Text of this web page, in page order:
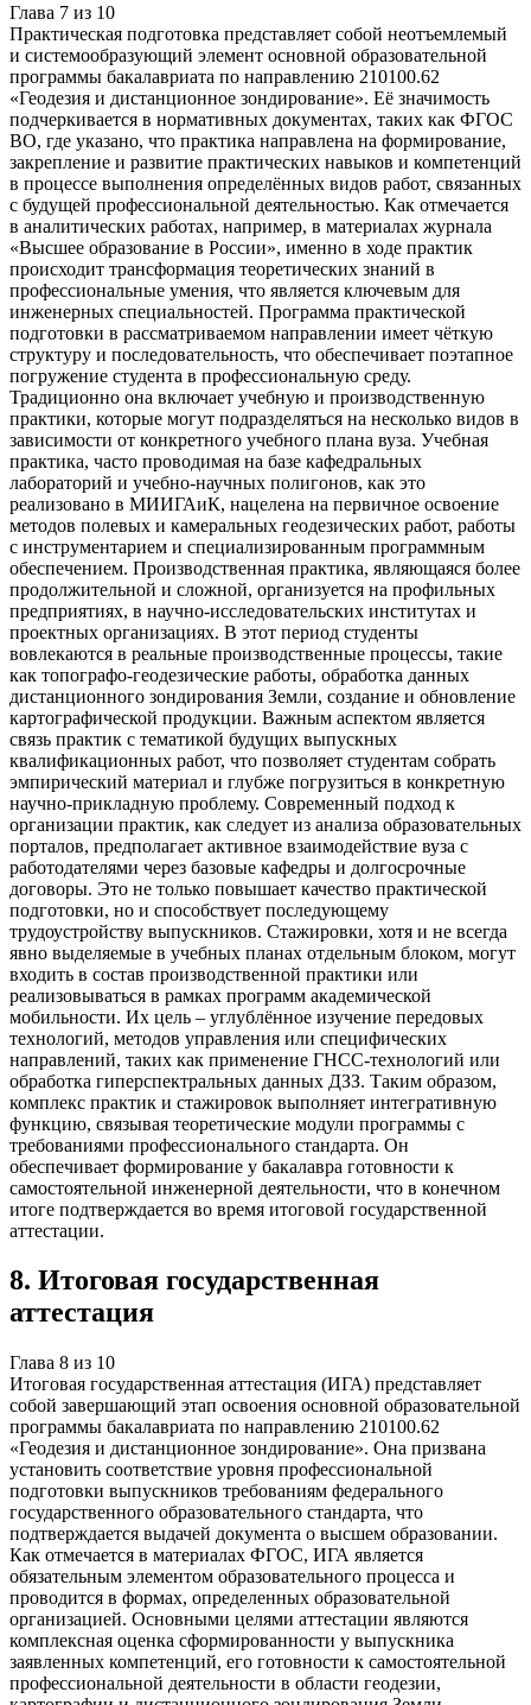
Глава 7 из 10
Практическая подготовка представляет собой неотъемлемый
и системообразующий элемент основной образовательной
программы бакалавриата по направлению 210100.62
«Геодезия и дистанционное зондирование». Её значимость
подчеркивается в нормативных документах, таких как ФГОС
ВО, где указано, что практика направлена на формирование,
закрепление и развитие практических навыков и компетенций
в процессе выполнения определённых видов работ, связанных
с будущей профессиональной деятельностью. Как отмечается
в аналитических работах, например, в материалах журнала
«Высшее образование в России», именно в ходе практик
происходит трансформация теоретических знаний в
профессиональные умения, что является ключевым для
инженерных специальностей. Программа практической
подготовки в рассматриваемом направлении имеет чёткую
структуру и последовательность, что обеспечивает поэтапное
погружение студента в профессиональную среду.
Традиционно она включает учебную и производственную
практики, которые могут подразделяться на несколько видов в
зависимости от конкретного учебного плана вуза. Учебная
практика, часто проводимая на базе кафедральных
лабораторий и учебно-научных полигонов, как это
реализовано в МИИГАиК, нацелена на первичное освоение
методов полевых и камеральных геодезических работ, работы
с инструментарием и специализированным программным
обеспечением. Производственная практика, являющаяся более
продолжительной и сложной, организуется на профильных
предприятиях, в научно-исследовательских институтах и
проектных организациях. В этот период студенты
вовлекаются в реальные производственные процессы, такие
как топографо-геодезические работы, обработка данных
дистанционного зондирования Земли, создание и обновление
картографической продукции. Важным аспектом является
связь практик с тематикой будущих выпускных
квалификационных работ, что позволяет студентам собрать
эмпирический материал и глубже погрузиться в конкретную
научно-прикладную проблему. Современный подход к
организации практик, как следует из анализа образовательных
порталов, предполагает активное взаимодействие вуза с
работодателями через базовые кафедры и долгосрочные
договоры. Это не только повышает качество практической
подготовки, но и способствует последующему
трудоустройству выпускников. Стажировки, хотя и не всегда
явно выделяемые в учебных планах отдельным блоком, могут
входить в состав производственной практики или
реализовываться в рамках программ академической
мобильности. Их цель – углублённое изучение передовых
технологий, методов управления или специфических
направлений, таких как применение ГНСС-технологий или
обработка гиперспектральных данных ДЗЗ. Таким образом,
комплекс практик и стажировок выполняет интегративную
функцию, связывая теоретические модули программы с
требованиями профессионального стандарта. Он
обеспечивает формирование у бакалавра готовности к
самостоятельной инженерной деятельности, что в конечном
итоге подтверждается во время итоговой государственной
аттестации.
8. Итоговая государственная
аттестация
Глава 8 из 10
Итоговая государственная аттестация (ИГА) представляет
собой завершающий этап освоения основной образовательной
программы бакалавриата по направлению 210100.62
«Геодезия и дистанционное зондирование». Она призвана
установить соответствие уровня профессиональной
подготовки выпускников требованиям федерального
государственного образовательного стандарта, что
подтверждается выдачей документа о высшем образовании.
Как отмечается в материалах ФГОС, ИГА является
обязательным элементом образовательного процесса и
проводится в формах, определенных образовательной
организацией. Основными целями аттестации являются
комплексная оценка сформированности у выпускника
заявленных компетенций, его готовности к самостоятельной
профессиональной деятельности в области геодезии,